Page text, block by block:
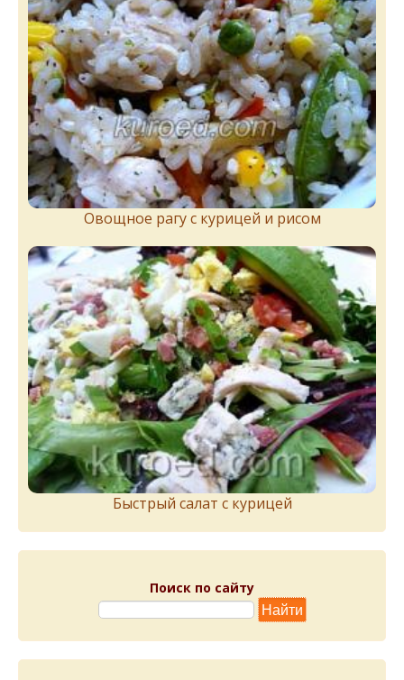
Овощное рагу с курицей и рисом
Быстрый салат с курицей
Поиск по сайту